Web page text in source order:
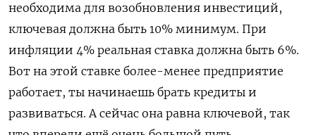
необходима для возобновления инвестиций,
ключевая должна быть 10% минимум. При
инфляции 4% реальная ставка должна быть 6%.
Вот на этой ставке более-менее предприятие
работает, ты начинаешь брать кредиты и
развиваться. А сейчас она равна ключевой, так